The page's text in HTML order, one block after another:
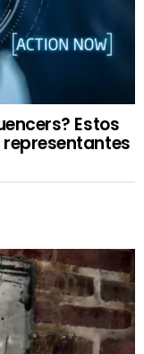
Estos